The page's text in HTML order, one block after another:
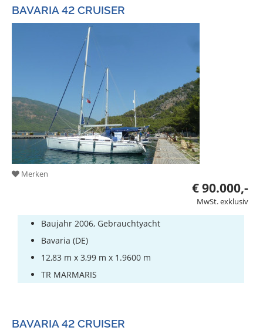
Services
Bootszubehör
Gestohlene
Boote
Sachverständige
Segel-
&
Sportbootschulen
BAVARIA 42 CRUISER
Merken
€ 90.000,-
MwSt. exklusiv
Baujahr 2006, Gebrauchtyacht
Bavaria (DE)
12,83 m x 3,99 m x 1.9600 m
TR MARMARIS
BAVARIA 42 CRUISER